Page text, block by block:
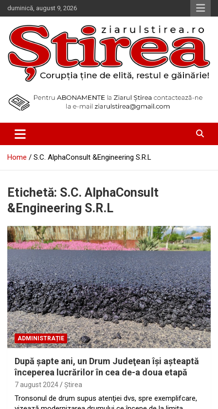
Skip
to
content
duminică, august 9, 2026
Ziarul Știrea
Home S.C. AlphaConsult &Engineering S.R.L
Etichetă: S.C. AlphaConsult
&Engineering S.R.L
ADMINISTRAȚIE
După şapte ani, un Drum Judeţean îşi aşteaptă
începerea lucrărilor în cea de-a doua etapă
7 august 2024 Ştirea
Tronsonul de drum supus atenţiei dvs, spre exemplifcare,